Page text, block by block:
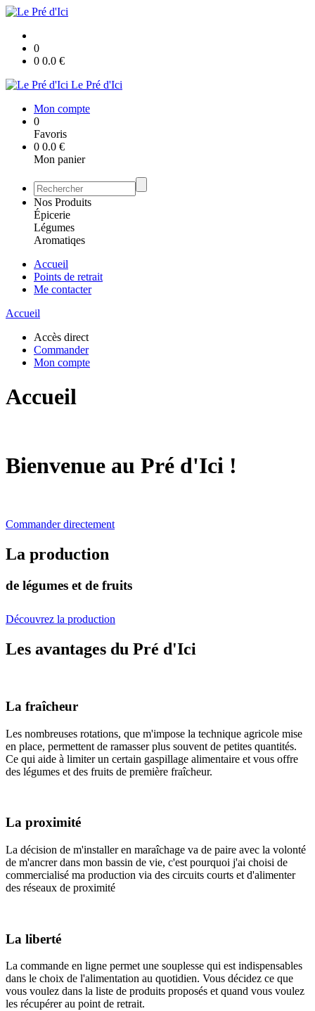
0
0 0.0 €
Le Pré d'Ici
Mon compte
0
Favoris
0 0.0 €
Mon panier
Nos Produits
Épicerie
Légumes
Aromatiqes
Accueil
Points de retrait
Me contacter
Accueil
Accès direct
Commander
Mon compte
Accueil
Bienvenue au Pré d'Ici !
Commander directement
La production
de légumes et de fruits
Découvrez la production
Les avantages du Pré d'Ici
La fraîcheur
Les nombreuses rotations, que m'impose la technique agricole mise
en place, permettent de ramasser plus souvent de petites quantités.
Ce qui aide à limiter un certain gaspillage alimentaire et vous offre
des légumes et des fruits de première fraîcheur.
La proximité
La décision de m'installer en maraîchage va de paire avec la volonté
de m'ancrer dans mon bassin de vie, c'est pourquoi j'ai choisi de
commercialisé ma production via des circuits courts et d'alimenter
des réseaux de proximité
La liberté
La commande en ligne permet une souplesse qui est indispensables
dans le choix de l'alimentation au quotidien. Vous décidez ce que
vous voulez dans la liste de produits proposés et quand vous voulez
les récupérer au point de retrait.